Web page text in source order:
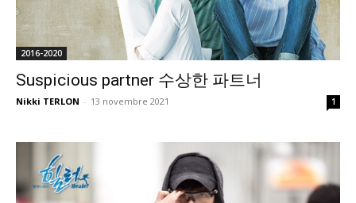
2016-2020
Suspicious partner 수상한 파트너
Nikki TERLON - 13 novembre 2021 1